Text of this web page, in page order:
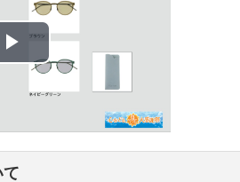
れ方法）】
Play
Video